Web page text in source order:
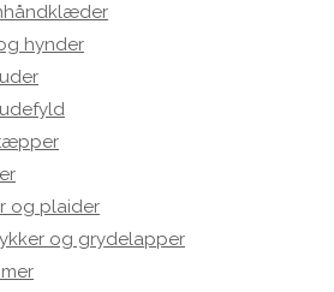
hynder
og plaider
og grydelapper